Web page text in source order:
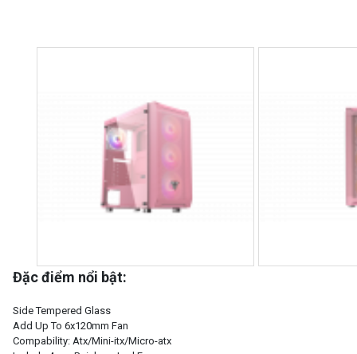
Đặc điểm nổi bật:
Side Tempered Glass
Add Up To 6x120mm Fan
Compability: Atx/Mini-itx/Micro-atx